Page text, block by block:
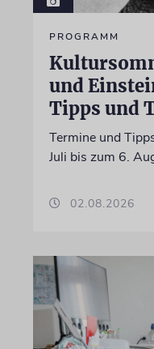
PROGRAMM
und
Tipps und
Termine und
Juli bis zum 6.
02.08.2026